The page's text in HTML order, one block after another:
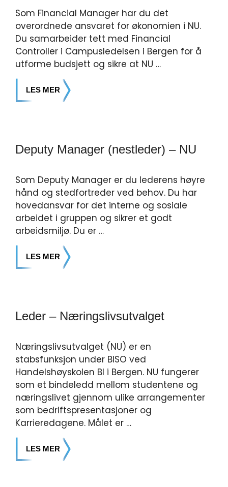
Som Financial Manager har du det
overordnede ansvaret for økonomien i NU.
Du samarbeider tett med Financial
Controller i Campusledelsen i Bergen for å
utforme budsjett og sikre at NU …
LES MER
Deputy Manager (nestleder) – NU
Som Deputy Manager er du lederens høyre
hånd og stedfortreder ved behov. Du har
hovedansvar for det interne og sosiale
arbeidet i gruppen og sikrer et godt
arbeidsmiljø. Du er …
LES MER
Leder – Næringslivsutvalget
Næringslivsutvalget (NU) er en
stabsfunksjon under BISO ved
Handelshøyskolen BI i Bergen. NU fungerer
som et bindeledd mellom studentene og
næringslivet gjennom ulike arrangementer
som bedriftspresentasjoner og
Karrieredagene. Målet er …
LES MER